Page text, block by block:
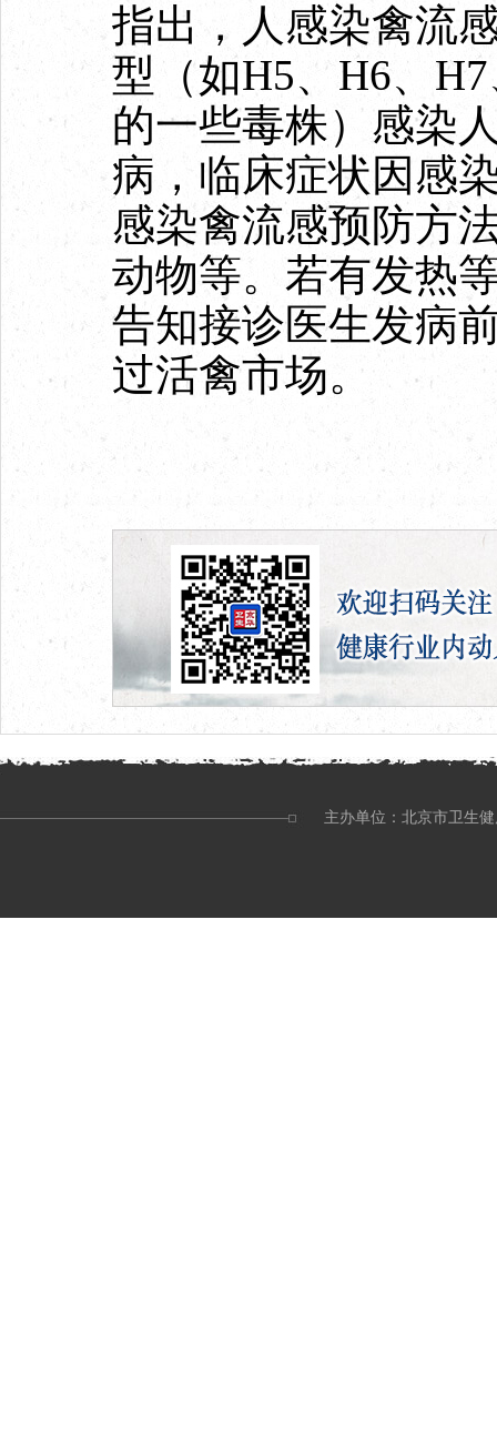
指出，人感染禽流
型（如H5、H6、
的一些毒株）感染
病，临床症状因感
感染禽流感预防方
动物等。若有发热
告知接诊医生发病
过活禽市场。
主办单位：北京市卫生